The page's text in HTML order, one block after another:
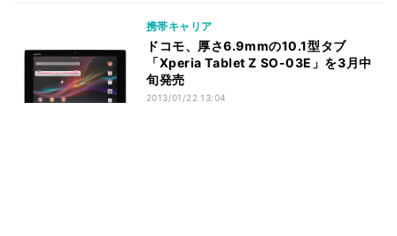
携帯キャリア
ドコモ、厚さ6.9mmの10.1型タブ
「Xperia Tablet Z SO-03E」を3月中
旬発売
2013/01/22 13:04